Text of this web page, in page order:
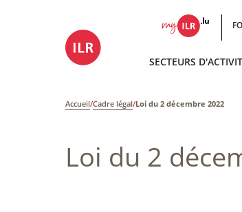
SECTEURS
Accueil/Cadre légal/Loi du 2 décembre 2022
Loi du 2